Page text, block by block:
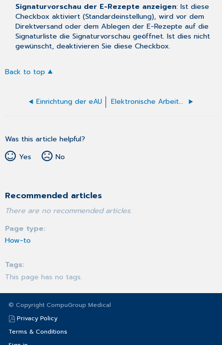
Signaturvorschau der E-Rezepte anzeigen: Ist diese
Checkbox aktiviert (Standardeinstellung), wird vor dem
Direktversand oder dem Ablegen der E-Rezepte auf die
Signaturliste die Signaturvorschau geöffnet. Ist dies nicht
gewünscht, deaktivieren Sie diese Checkbox.
Back to top
Einrichtung der eAU Elektronische Arbeitsunfähigkeitsbescheinigung (eAU)
Was this article helpful?
Yes
No
Recommended articles
There are no recommended articles.
Page type
How-to
Tags
This page has no tags.
© Copyright CompuGroup Medical
Privacy Policy
Terms & Conditions